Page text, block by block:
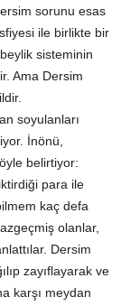
sorunu esas
ile birlikte bir
sisteminin
Ama Dersim
soyulanları
İnönü,
belirtiyor:
para ile
kaç defa
olanlar,
Dersim
zayıflayarak ve
karşı meydan